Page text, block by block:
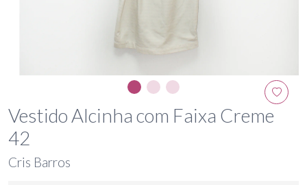
Vestido Alcinha com Faixa Creme
42
Cris Barros